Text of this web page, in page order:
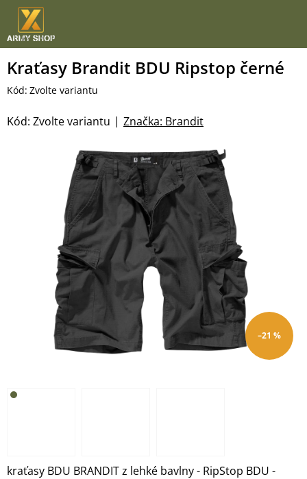
Přejít
obsah
Kraťasy Brandit BDU Ripstop černé
Kód: Zvolte variantu
Značka: Brandit
Kód: Zvolte variantu
–21 %
kraťasy BDU BRANDIT z lehké bavlny - RipStop BDU -